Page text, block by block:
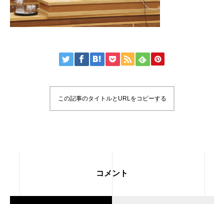
この記事のタイトルとURLをコピーする
コメント